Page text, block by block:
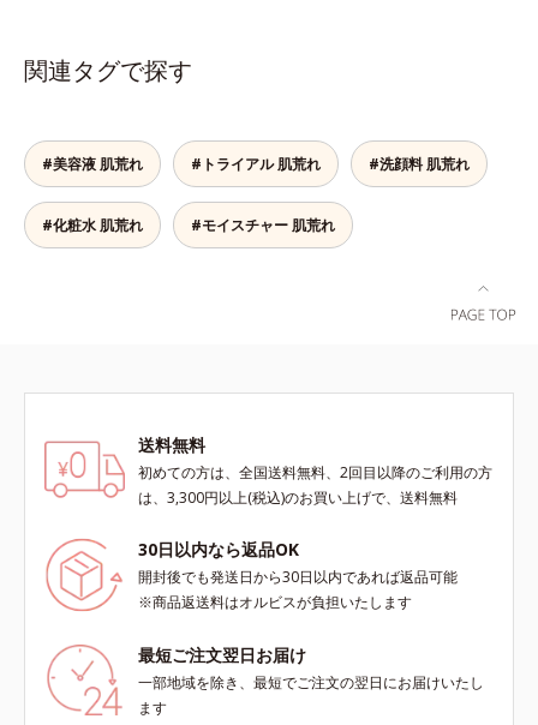
＝乾燥を防ぎ、うるおいに満ちた肌
へ導く保湿成分、植物由来アミノ酸
え、すこやかに保つ保湿成分、微生
物由来アミノ酸（エクトイン）配合
＝乱れた角層にうるおいを与え、肌
荒れを防ぐ保湿成分*5 ウォッシュ
を除くLM＝さっぱり高保湿タイプ
え、すこやかに保つ保湿成分、微生
物由来アミノ酸（エクトイン）配合
＝乱れた角層にうるおいを与え、肌
荒れを防ぐ保湿成分*5 ウォッシュ
を除くLM＝さっぱり高保湿タイプ
高保湿タイプ（普通肌～超乾性肌）
望の敏感肌用保湿スキンケアライン
「オルビス アクアニスト」。乾燥
合。もともと体内にあるアミノ酸は
異物として排出されにくく、肌にと
どまってうるおいを蓄えてくれま
す。刺激を受けやすくなった角層を
（すべての方のお肌に合うというこ
とではありません）*3 乾燥して敏
感に感じやすい状態のこと*4 発酵
アミノ酸（ポリグルタミン酸）配合
＝乾燥を防ぎ、うるおいに満ちた肌
へ導く保湿成分、植物由来アミノ酸
（エルゴチオネイン）配合＝肌を整
え、すこやかに保つ保湿成分、微生
＝乱れた角層にうるおいを与え、肌
荒れを防ぐ保湿成分*5 ウォッシュ
を除くLM＝さっぱり高保湿タイプ
合。もともと体内にあるアミノ酸は
異物として排出されにくく、肌にと
どまってうるおいを蓄えてくれま
す。刺激を受けやすくなった角層を
指します。無油分・無着色・無香
料・アルコールフリー・パラベンフ
じやすい状態のこと*4 発酵アミノ
酸（ポリグルタミン酸）配合＝乾燥
を防ぎ、うるおいに満ちた肌へ導く
ゴチオネイン）配合＝肌を整え、す
こやかに保つ保湿成分、微生物由来
アミノ酸（エクトイン）配合＝乱れ
防ぐ保湿成分
関連タグで探す
#美容液 肌荒れ #トライアル 肌荒れ #洗顔料 肌荒れ
#化粧水 肌荒れ #モイスチャー 肌荒れ
送料無料
初めての方は、全国送料無料、2回目以降のご利用の方
は、3,300円以上(税込)のお買い上げで、送料無料
30日以内なら返品OK
開封後でも発送日から30日以内であれば返品可能
※商品返送料はオルビスが負担いたします
最短ご注文翌日お届け
一部地域を除き、最短でご注文の翌日にお届けいたし
ます